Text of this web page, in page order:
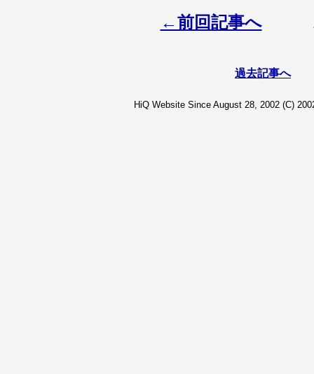
←前回記事へ
過去記事へ
HiQ Website Since August 28, 2002 (C)